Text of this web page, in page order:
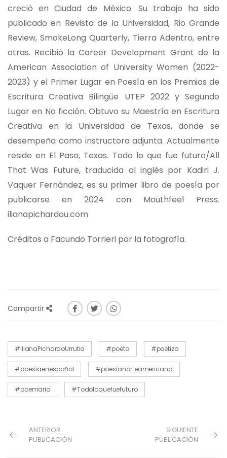
creció en Ciudad de México. Su trabajo ha sido
publicado en Revista de la Universidad, Rio Grande
Review, SmokeLong Quarterly, Tierra Adentro, entre
otras. Recibió la Career Development Grant de la
American Association of University Women (2022-
2023) y el Primer Lugar en Poesía en los Premios de
Escritura Creativa Bilingüe UTEP 2022 y Segundo
Lugar en No ficción. Obtuvo su Maestría en Escritura
Creativa en la Universidad de Texas, donde se
desempeña como instructora adjunta. Actualmente
reside en El Paso, Texas. Todo lo que fue futuro/All
That Was Future, traducida al inglés por Kadiri J.
Vaquer Fernández, es su primer libro de poesía por
publicarse en 2024 con Mouthfeel Press.
ilianapichardou.com
Créditos a Facundo Torrieri por la fotografía.
Compartir
#IlianaPichardoUrrutia #poeta #poetiza
#poesíaenespañol #poesíanorteamericana
#poemario #Todoloquefuefuturo
ANTERIOR
PUBLICACIÓN
SIGUIENTE
PUBLICACIÓN